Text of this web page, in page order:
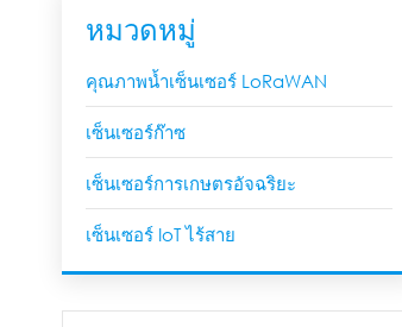
หมวดหมู่
คุณภาพน้ำเซ็นเซอร์ LoRaWAN
เซ็นเซอร์ก๊าซ
เซ็นเซอร์การเกษตรอัจฉริยะ
เซ็นเซอร์ IoT ไร้สาย